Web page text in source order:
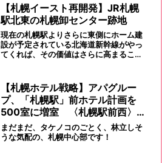
【札幌イースト再開発】JR札幌
駅北東の札幌卸センター跡地
現在の札幌駅よりさらに東側にホーム建
設が予定されている北海道新幹線がやっ
てくれば、その価値はさらに高まること
【札幌ホテル戦略】アパグルー
プ、「札幌駅」前ホテル計画を
500室に増室 〈札幌駅前西〉も
開発
まだまだ、タケノコのごとく、林立しそ
うな気配の、札幌中心部です！